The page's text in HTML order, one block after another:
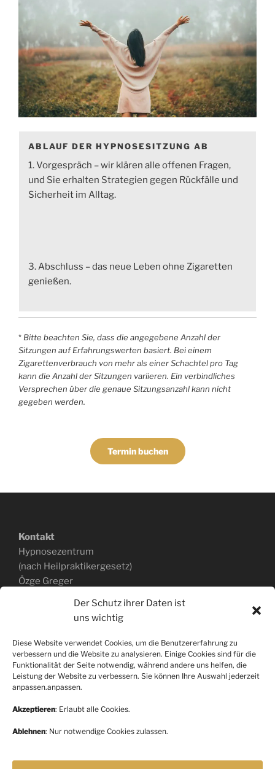
Der Schutz ihrer Daten ist
uns wichtig
Diese Website verwendet Cookies, um die Benutzererfahrung zu
verbessern und die Website zu analysieren. Einige Cookies sind für die
Funktionalität der Seite notwendig, während andere uns helfen, die
Leistung der Website zu verbessern. Sie können Ihre Auswahl jederzeit
anpassen.anpassen.
Akzeptieren: Erlaubt alle Cookies.
Ablehnen: Nur notwendige Cookies zulassen.
ABLAUF DER HYPNOSESITZUNG AB
1. Vorgespräch – wir klären alle offenen Fragen,
und Sie erhalten Strategien gegen Rückfälle und
Sicherheit im Alltag.
3. Abschluss – das neue Leben ohne Zigaretten
genießen.
*Bitte beachten Sie, dass die angegebene Anzahl der
Sitzungen auf Erfahrungswerten basiert. Bei einem
Zigarettenverbrauch von mehr als einer Schachtel pro Tag
kann die Anzahl der Sitzungen variieren. Ein verbindliches
Versprechen über die genaue Sitzungsanzahl kann nicht
gegeben werden.
Termin buchen
Kontakt
Hypnosezentrum
(nach Heilpraktikergesetz)
Özge Greger
40233 Düsseldorf
0151.403 340 43
www.hypnosepraxis-greger.de
Impressum